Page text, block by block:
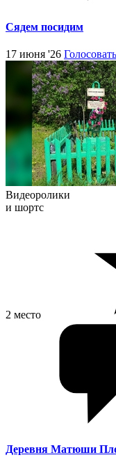
Сядем посидим
17 июня '26 Голосовать
Видеоролики
и шортс
2 место
Деревня Матюши